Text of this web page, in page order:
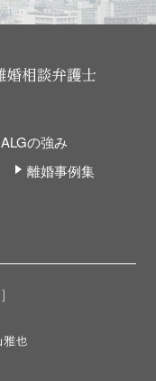
ALGの強み
離婚事例集